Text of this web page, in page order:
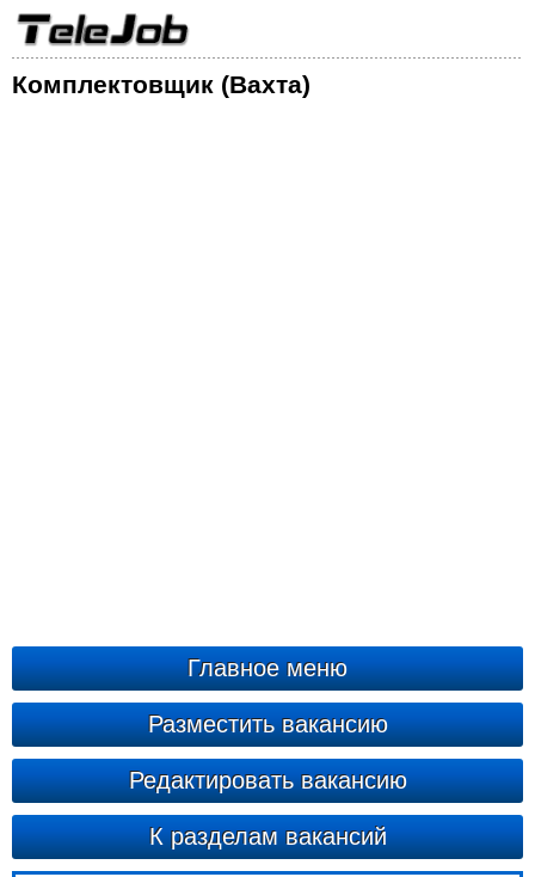
Комплектовщик (Вахта)
Главное меню
Разместить вакансию
Редактировать вакансию
К разделам вакансий